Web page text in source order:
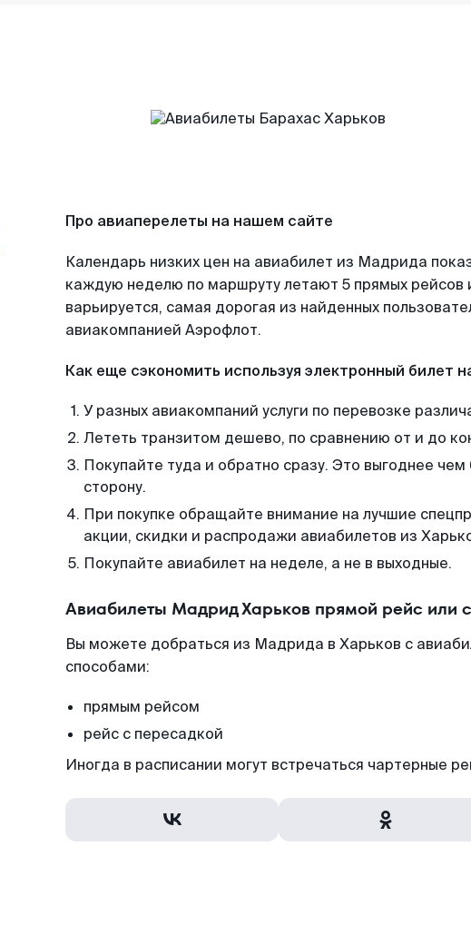
Про авиаперелеты на нашем сайте
Календарь низких цен на авиабилет из Мадрида
каждую неделю по маршруту летают 5 прямых рейсов
варьируется, самая дорогая из найденных
авиакомпанией Аэрофлот.
Как еще сэкономить используя электронный билет
У разных авиакомпаний услуги по перевозке
Лететь транзитом дешево, по сравнению от и до
Покупайте туда и обратно сразу. Это выгоднее
сторону.
При покупке обращайте внимание на лучшие
акции, скидки и распродажи авиабилетов из
Покупайте авиабилет на неделе, а не в выходные.
Авиабилеты Мадрид Харьков прямой рейс или
Вы можете добраться из Мадрида в Харьков с
способами:
прямым рейсом
рейс с пересадкой
Иногда в расписании могут встречаться чартерные